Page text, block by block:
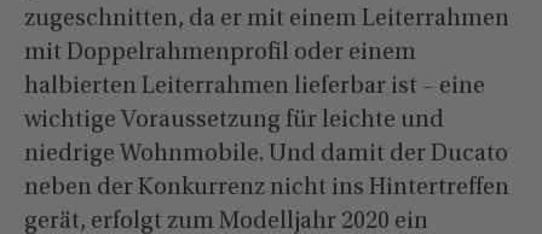
zugeschnitten, da er mit einem Leiterrahmen
mit Doppelrahmenprofil oder einem
halbierten Leiterrahmen lieferbar ist – eine
wichtige Voraussetzung für leichte und
niedrige Wohnmobile. Und damit der Ducato
neben der Konkurrenz nicht ins Hintertreffen
gerät, erfolgt zum Modelljahr 2020 ein